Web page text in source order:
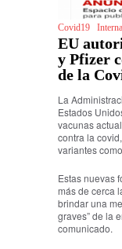
Covid19
EU
y Pfizer
de la
La
Estados
vacunas
contra la
variantes
Estas nuevas
más de cerca
brindar una
graves” de la
comunicado.